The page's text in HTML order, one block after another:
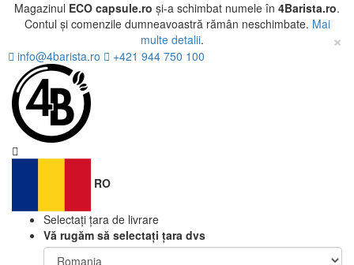
Magazinul ECO capsule.ro și-a schimbat numele în 4Barista.ro.
Contul și comenzile dumneavoastră rămân neschimbate. Mai
multe detalii. ×
info@4barista.ro +421 944 750 100
RO
Selectați țara de livrare
Vă rugăm să selectați țara dvs